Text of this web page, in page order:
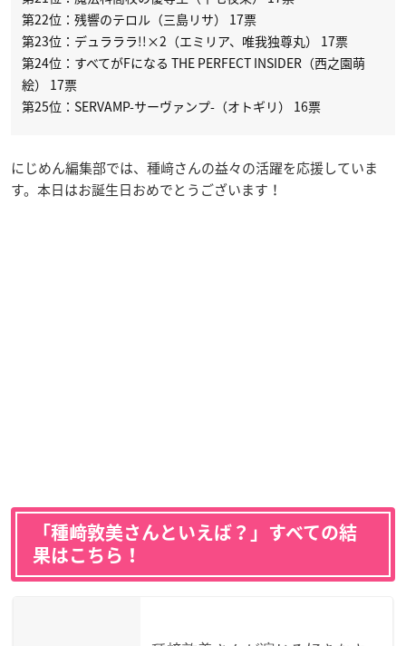
第22位：残響のテロル（三島リサ） 17票
第23位：デュラララ!!×2（エミリア、唯我独尊丸） 17票
第24位：すべてがFになる THE PERFECT INSIDER（西之園萌
絵） 17票
第25位：SERVAMP-サーヴァンプ-（オトギリ） 16票
にじめん編集部では、種﨑さんの益々の活躍を応援していま
す。本日はお誕生日おめでとうございます！
「種﨑敦美さんといえば？」すべての結
果はこちら！